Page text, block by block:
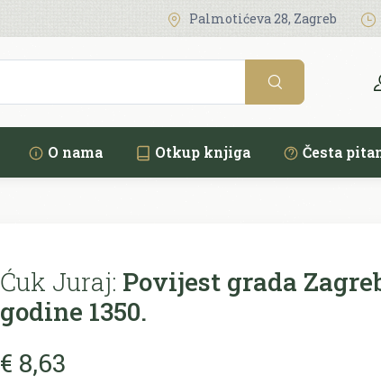
Palmotićeva 28, Zagreb
O nama Otkup knjiga Česta
Ćuk Juraj: Povijest grada
godine 1350.
€ 8,63